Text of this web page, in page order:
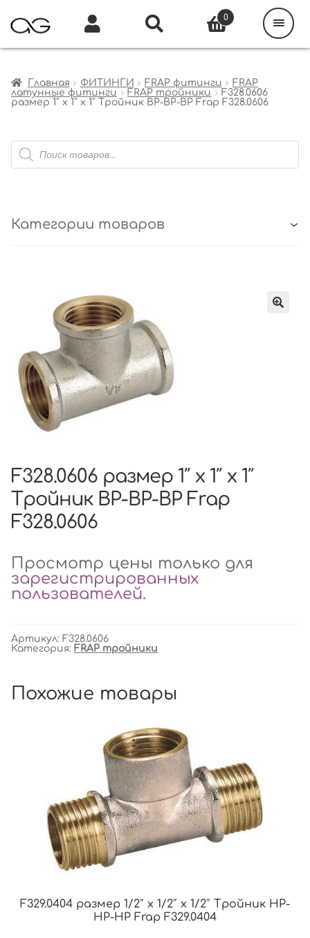
Главная ФИТИНГИ FRAP фитинги
FRAP
латунные фитинги
FRAP тройники
F328.0606
размер 1″ x 1″ x 1″ Тройник ВР-ВР-ВР Frap F328.0606
Поиск
товаров
Категории товаров
F328.0606 размер 1″ x 1″ x 1″
Тройник ВР-ВР-ВР Frap
F328.0606
Просмотр цены только для
зарегистрированных
пользователей.
Артикул: F328.0606
Категория: FRAP тройники
Похожие товары
F329.0404 размер 1/2″ x 1/2″ x 1/2″ Тройник НР-
НР-НР Frap F329.0404
0